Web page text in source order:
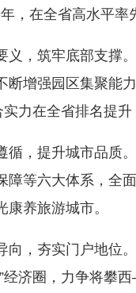
，在全省高水平率
筑牢底部支撑。
断增强园区集聚能
实力在全省排名提
提升城市品质。
障等六大体系，全
养旅游城市。
夯实门户地位。
经济圈，力争将攀